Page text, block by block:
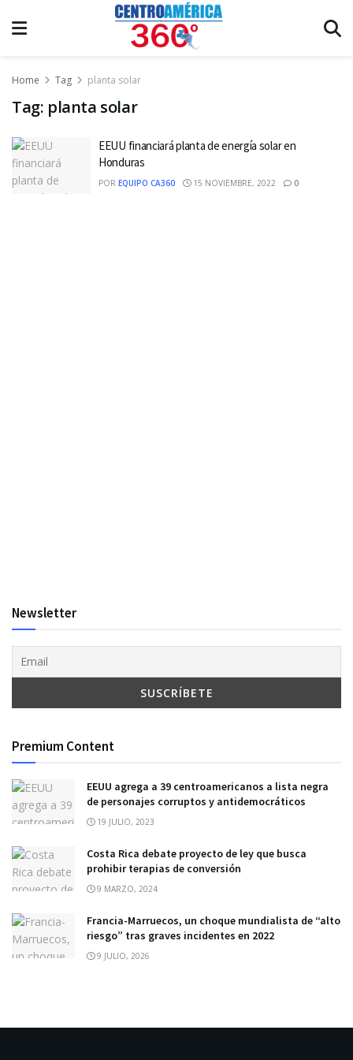
Home Tag planta solar
Tag: planta solar
EEUU financiará planta de energía solar en
Honduras
POR EQUIPO CA360 15 NOVIEMBRE, 2022 0
Newsletter
Premium Content
EEUU agrega a 39 centroamericanos a lista negra
de personajes corruptos y antidemocráticos
19 JULIO, 2023
Costa Rica debate proyecto de ley que busca
prohibir terapias de conversión
9 MARZO, 2024
Francia-Marruecos, un choque mundialista de “alto
riesgo” tras graves incidentes en 2022
9 JULIO, 2026